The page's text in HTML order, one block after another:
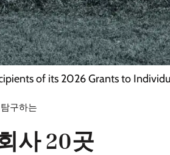
of its 2026 Grants to
탐구하는
사 20곳